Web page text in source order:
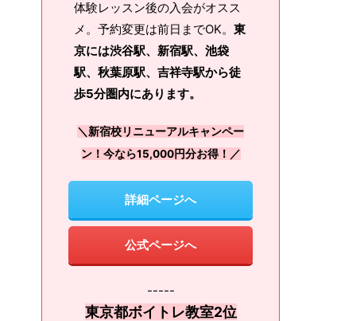
体験レッスン後の入会がオスス
メ。予約変更は前日までOK。 東
京には渋谷駅、新宿駅、池袋
駅、秋葉原駅、吉祥寺駅から徒
歩5分圏内にあります。
＼新宿校リニューアルキャンペー
ン！今なら15,000円分お得！／
詳細ページへ
公式ページへ
-----
東京都ボイトレ教室2位